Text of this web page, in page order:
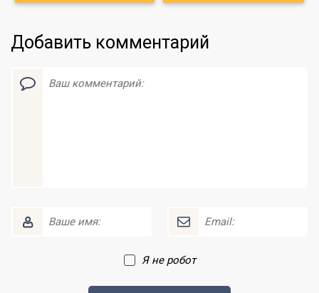
Добавить комментарий
Я не робот